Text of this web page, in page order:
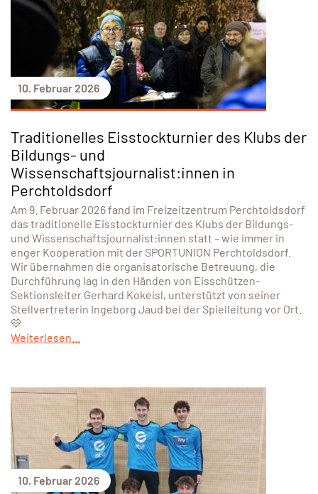
10. Februar 2026
Traditionelles Eisstockturnier des Klubs der
Bildungs- und
Wissenschaftsjournalist:innen in
Perchtoldsdorf
Am 9. Februar 2026 fand im Freizeitzentrum Perchtoldsdorf
das traditionelle Eisstockturnier des Klubs der Bildungs-
und Wissenschaftsjournalist:innen statt – wie immer in
enger Kooperation mit der SPORTUNION Perchtoldsdorf.
Wir übernahmen die organisatorische Betreuung, die
Durchführung lag in den Händen von Eisschützen-
Sektionsleiter Gerhard Kokeisl, unterstützt von seiner
Stellvertreterin Ingeborg Jaud bei der Spielleitung vor Ort.
💛
Weiterlesen...
10. Februar 2026